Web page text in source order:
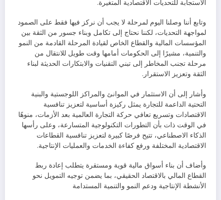
الاستجابة للتحديات الاقتصادية المتغيرة.
وتابع أننا وصلنا اليوم لمرحلة لا يجب أن نركز فيها فقط على الصمود
لمواجهة التحديات، لكننا نحتاج إلى تكامل وبناء جسور من الثقة بين
المؤسسات المالية والقطاع الخاص لقيادة المرحلة القادمة من النمو
والتنمية، مشيرًا إلى الحكومات أمامها وقت طويل للانتقال من
مرحلة تجنب المخاطر إلى تبني التقنيات والابتكارات الحديثة لبناء
الثقة وتعزيز الاستقرار.
وأشار إلى أن الاستثمار في الموانئ والمراكز اللوجستية والبنية
التحتية الداعمة للتجارة يمثل ركيزة أساسية لتعزيز تنافسية
الاقتصادات وتسريع تعافي حركة التجارة العالمية بعد الأزمات، منوهًا
في الوقت ذات بأن التطورات التكنولوجية المتسارعة، وعلى رأسها
الذكاء الاصطناعي، تتيح فرصًا كبيرة لتعزيز تنافسية القطاعات
الاقتصادية المختلفة ورفع كفاءة الخدمات والعمليات الإنتاجية.
وأضاف أن بناء أسواق مالية قوية ومستقرة يتطلب إعادة ربط
القطاع المالي بالاقتصاد الحقيقي، بما يضمن توجيه التمويل نحو
الأنشطة الإنتاجية ودعم النمو والتنمية المستدامة